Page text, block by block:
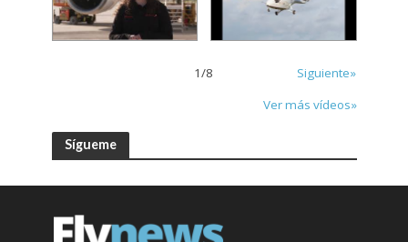
1/8
Siguiente»
Ver más vídeos»
Sígueme